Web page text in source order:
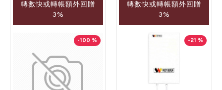
轉數快或轉帳額外回贈
3%
-100 %
轉數快或轉帳額外回贈
3%
-21 %